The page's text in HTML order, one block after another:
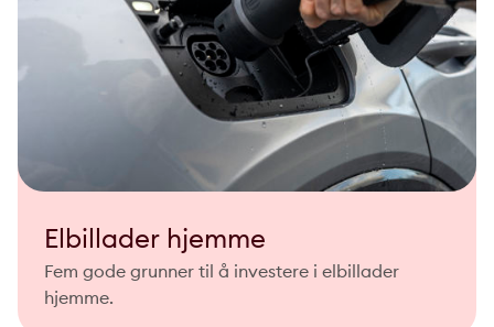
Elbillader hjemme
Fem gode grunner til å investere i elbillader
hjemme.